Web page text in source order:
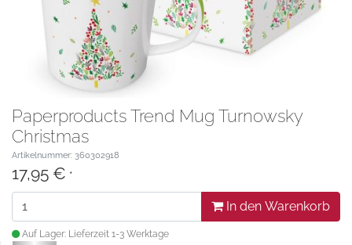
Paperproducts Trend Mug Turnowsky
Christmas
Artikelnummer: 360302918
17,95 € *
In den Warenkorb
Auf Lager: Lieferzeit 1-3 Werktage